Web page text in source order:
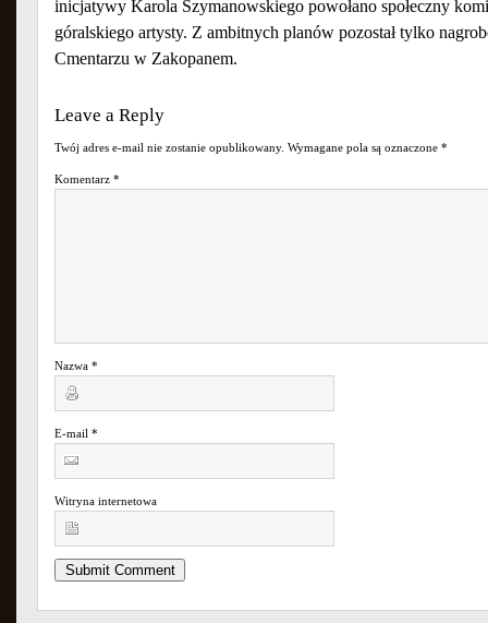
inicjatywy Karola Szymanowskiego powołano społeczny
góralskiego artysty. Z ambitnych planów pozostał tylko
Cmentarzu w Zakopanem.
Leave a Reply
Twój adres e-mail nie zostanie opublikowany. Wymagane pola są oznaczone *
Komentarz *
Nazwa *
E-mail *
Witryna internetowa